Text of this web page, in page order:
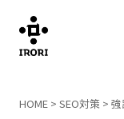
HOME > SEO対策 >